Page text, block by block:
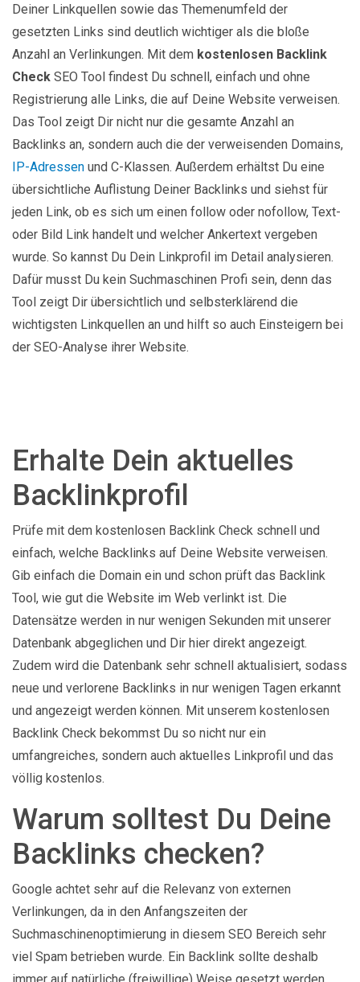
Deiner Linkquellen sowie das Themenumfeld der
gesetzten Links sind deutlich wichtiger als die bloße
Anzahl an Verlinkungen. Mit dem kostenlosen Backlink
Check SEO Tool findest Du schnell, einfach und ohne
Registrierung alle Links, die auf Deine Website verweisen.
Das Tool zeigt Dir nicht nur die gesamte Anzahl an
Backlinks an, sondern auch die der verweisenden Domains,
IP-Adressen und C-Klassen. Außerdem erhältst Du eine
übersichtliche Auflistung Deiner Backlinks und siehst für
jeden Link, ob es sich um einen follow oder nofollow, Text-
oder Bild Link handelt und welcher Ankertext vergeben
wurde. So kannst Du Dein Linkprofil im Detail analysieren.
Dafür musst Du kein Suchmaschinen Profi sein, denn das
Tool zeigt Dir übersichtlich und selbsterklärend die
wichtigsten Linkquellen an und hilft so auch Einsteigern bei
der SEO-Analyse ihrer Website.
Erhalte Dein aktuelles
Backlinkprofil
Prüfe mit dem kostenlosen Backlink Check schnell und
einfach, welche Backlinks auf Deine Website verweisen.
Gib einfach die Domain ein und schon prüft das Backlink
Tool, wie gut die Website im Web verlinkt ist. Die
Datensätze werden in nur wenigen Sekunden mit unserer
Datenbank abgeglichen und Dir hier direkt angezeigt.
Zudem wird die Datenbank sehr schnell aktualisiert, sodass
neue und verlorene Backlinks in nur wenigen Tagen erkannt
und angezeigt werden können. Mit unserem kostenlosen
Backlink Check bekommst Du so nicht nur ein
umfangreiches, sondern auch aktuelles Linkprofil und das
völlig kostenlos.
Warum solltest Du Deine
Backlinks checken?
Google achtet sehr auf die Relevanz von externen
Verlinkungen, da in den Anfangszeiten der
Suchmaschinenoptimierung in diesem SEO Bereich sehr
viel Spam betrieben wurde. Ein Backlink sollte deshalb
immer auf natürliche (freiwillige) Weise gesetzt werden